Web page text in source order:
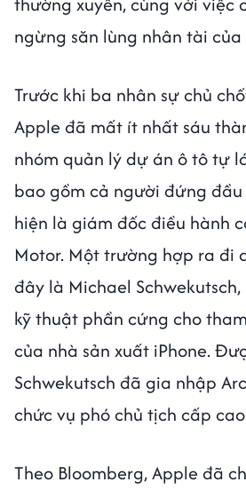
ngừng săn lùng nhân tài của
Trước khi ba nhân sự chủ
Apple đã mất ít nhất sáu
nhóm quản lý dự án ô tô tự
bao gồm cả người đứng đầu
hiện là giám đốc điều hành
Motor. Một trường hợp ra đi
đây là Michael
kỹ thuật phần cứng cho
của nhà sản xuất iPhone.
Schwekutsch đã gia nhập
chức vụ phó chủ tịch cấp
Theo Bloomberg, Apple đã